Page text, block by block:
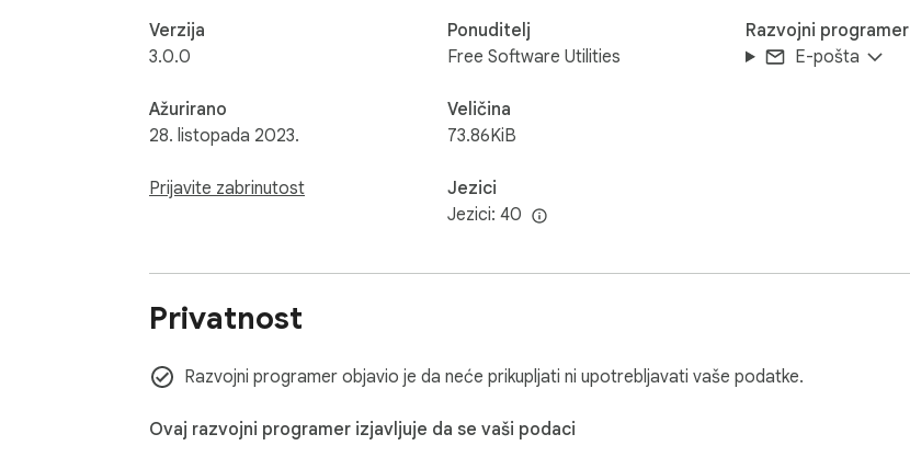
Verzija
3.0.0
Ažurirano
28. listopada 2023.
Prijavite zabrinutost
Ponuditelj
Free Software Utilities
Veličina
73.86KiB
Jezici
Jezici: 40
Razvojni programer
E-pošta
Privatnost
Razvojni programer objavio je da neće prikupljati ni upotrebljavati vaše podatke.
Ovaj razvojni programer izjavljuje da se vaši podaci